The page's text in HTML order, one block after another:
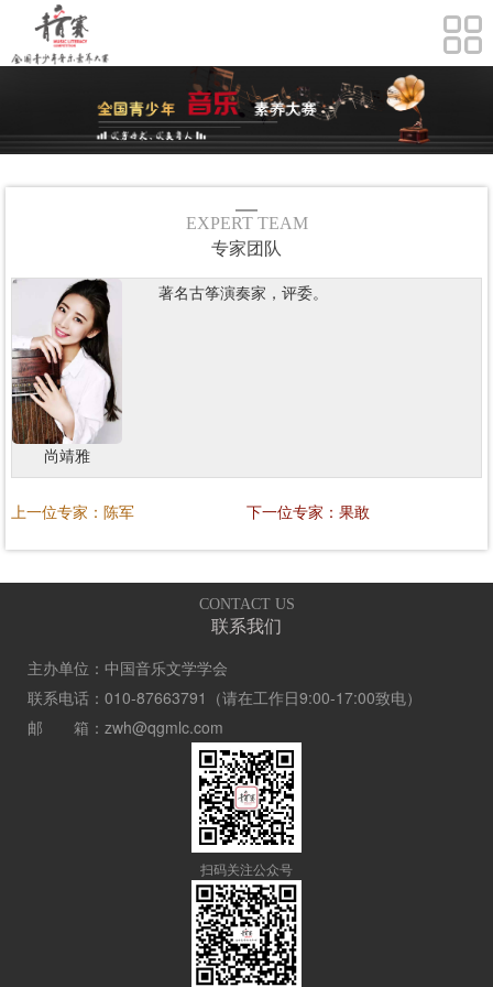
EXPERT TEAM
专家团队
尚靖雅
著名古筝演奏家，评委。
上一位专家：陈军 下一位专家：果敢
CONTACT US
联系我们
主办单位：中国音乐文学学会
联系电话：010-87663791（请在工作日9:00-17:00致电）
邮 箱：zwh@qgmlc.com
扫码关注公众号